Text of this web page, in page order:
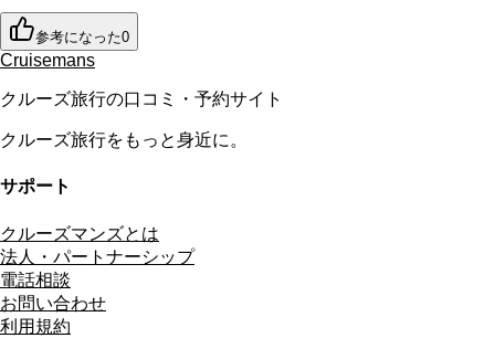
参考になった0
Cruisemans
クルーズ旅行の口コミ・予約サイト
クルーズ旅行をもっと身近に。
サポート
クルーズマンズとは
法人・パートナーシップ
電話相談
お問い合わせ
利用規約